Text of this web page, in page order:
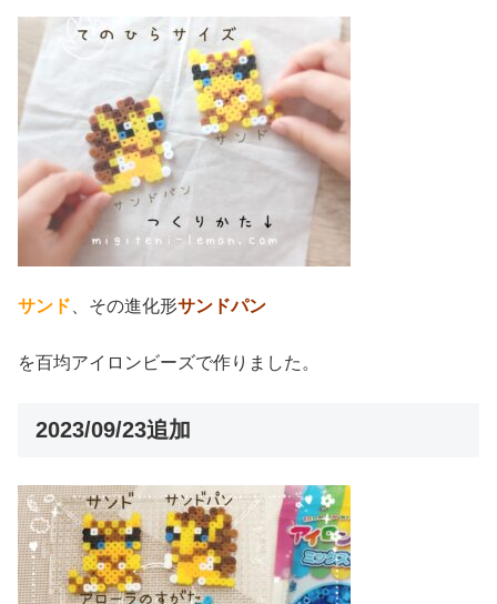
サンド、その進化形サンドパン
を百均アイロンビーズで作りました。
2023/09/23追加